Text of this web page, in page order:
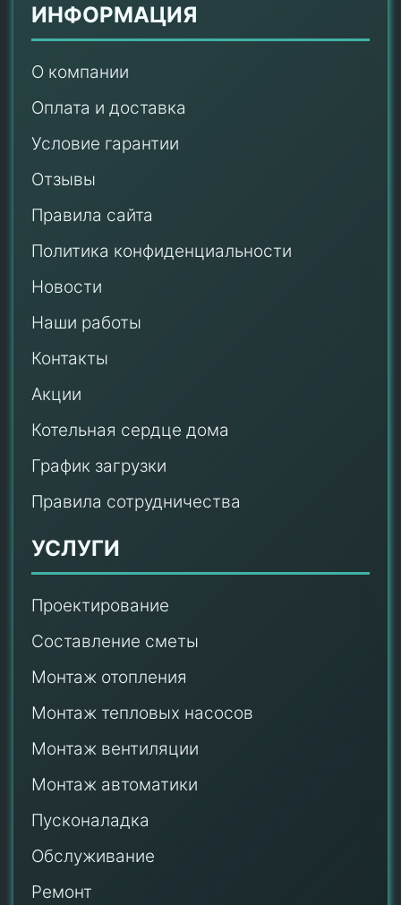
ИНФОРМАЦИЯ
О компании
Оплата и доставка
Условие гарантии
Отзывы
Правила сайта
Политика конфиденциальности
Новости
Наши работы
Контакты
Акции
Котельная сердце дома
График загрузки
Правила сотрудничества
УСЛУГИ
Проектирование
Составление сметы
Монтаж отопления
Монтаж тепловых насосов
Монтаж вентиляции
Монтаж автоматики
Пусконаладка
Обслуживание
Ремонт